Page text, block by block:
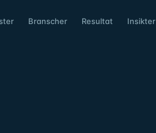
Branscher Resultat Insikter